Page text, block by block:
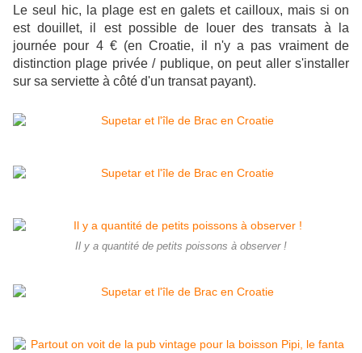
Le seul hic, la plage est en galets et cailloux, mais si on
est douillet, il est possible de louer des transats à la
journée pour 4 € (en Croatie, il n'y a pas vraiment de
distinction plage privée / publique, on peut aller s'installer
sur sa serviette à côté d'un transat payant).
Il y a quantité de petits poissons à observer !